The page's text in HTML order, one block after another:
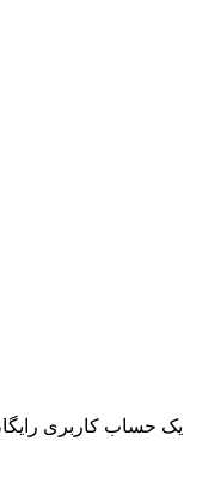
یک حساب کاربری